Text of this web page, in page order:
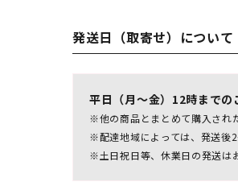
発送日（取寄せ）について
平日（月～金）12時までの
※他の商品とまとめて購入され
※配達地域によっては、発送後
※土日祝日等、休業日の発送は